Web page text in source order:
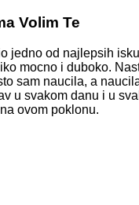
Volim Te
jedno od najlepsih
mocno i duboko.
sam naucila, a
u svakom danu i u
ovom poklonu.